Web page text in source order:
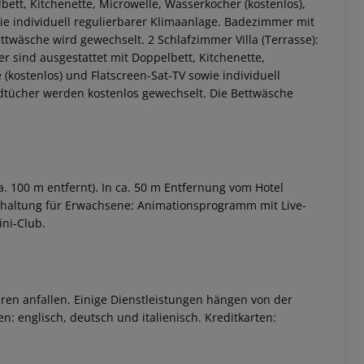
Kitchenette, Microwelle, Wasserkocher (kostenlos),
individuell regulierbarer Klimaanlage. Badezimmer mit
wird gewechselt. 2 Schlafzimmer Villa (Terrasse):
sind ausgestattet mit Doppelbett, Kitchenette,
und Flatscreen-Sat-TV sowie individuell
werden kostenlos gewechselt. Die Bettwäsche
100 m entfernt). In ca. 50 m Entfernung vom Hotel
für Erwachsene: Animationsprogramm mit Live-
Club.
anfallen. Einige Dienstleistungen hängen von der
englisch, deutsch und italienisch. Kreditkarten: